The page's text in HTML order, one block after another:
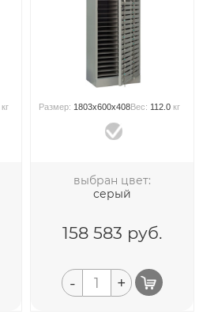
кг Размер: 1803x600x408Вес: 112.0 кг
выбран цвет:
серый
158 583 руб.
- +